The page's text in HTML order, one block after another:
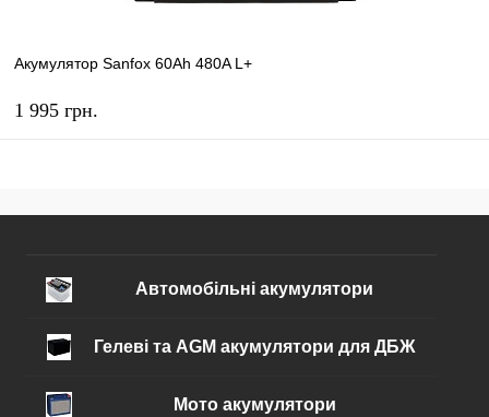
Акумулятор Sanfox 60Ah 480A L+
1 995 грн.
Автомобільні акумулятори
Гелеві та AGM акумулятори для ДБЖ
Мото акумулятори